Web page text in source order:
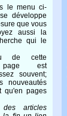
le menu ci-
développe
que vous
aussi la
qui le
de cette
page est
souvent;
nouveautés
qu'en pages
articles